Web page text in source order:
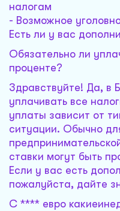
налогам
- Возможное
Есть ли у вас
Обязательно ли
проценте?
Здравствуйте! Да, в
уплачивать все
уплаты зависит от
ситуации. Обычно
ставки могут быть
Если у вас есть
пожалуйста, дайте
С **** евро